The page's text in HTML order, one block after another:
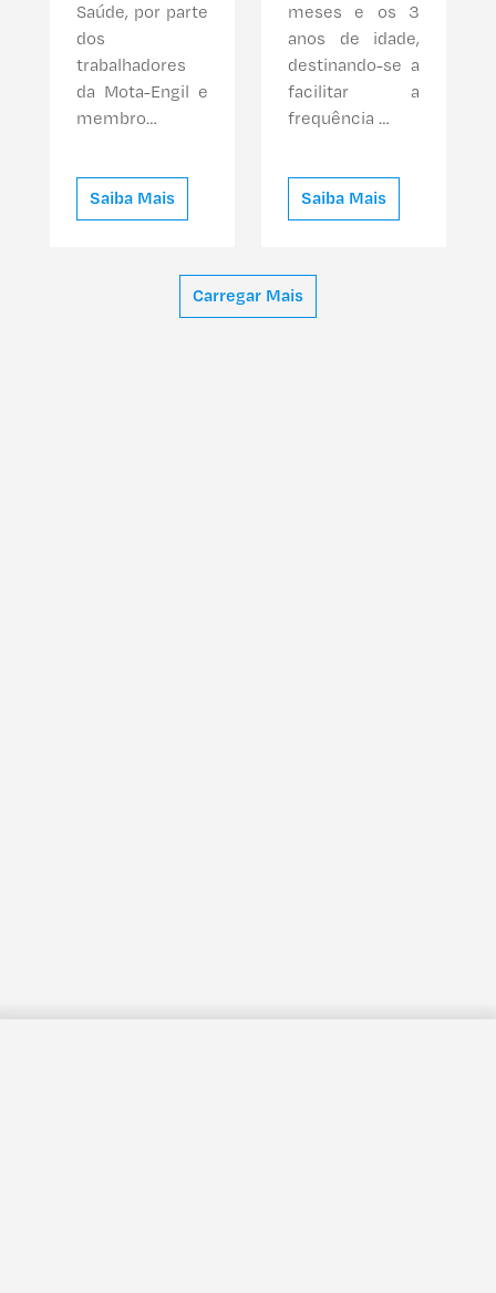
Saúde, por parte
dos
trabalhadores
da Mota-Engil e
membro…
Saiba Mais
meses e os 3
anos de idade,
destinando-se a
facilitar a
frequência …
Saiba Mais
Carregar Mais